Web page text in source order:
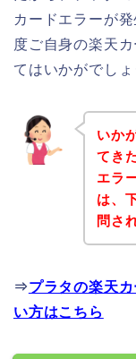
カードエラーが
度ご自身の楽天
てはいかがでしょ
いか
てき
エラ
は、
問さ
⇒プラタの楽天
い方はこちら